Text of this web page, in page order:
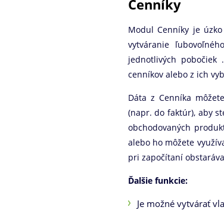
Cenníky
Modul Cenníky je
vytváranie
jednotlivých
cenníkov alebo z ich
Dáta z Cenníka
(napr. do faktúr), aby
obchodovaných
alebo ho môžete
pri započítaní
Ďalšie funkcie:
Je možné vytvárať